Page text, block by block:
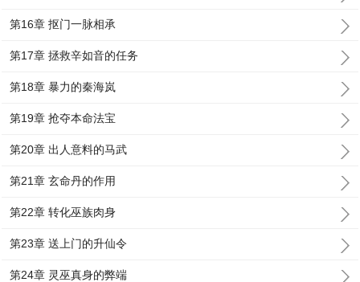
第16章 抠门一脉相承
第17章 拯救辛如音的任务
第18章 暴力的秦海岚
第19章 抢夺本命法宝
第20章 出人意料的马武
第21章 玄命丹的作用
第22章 转化巫族肉身
第23章 送上门的升仙令
第24章 灵巫真身的弊端